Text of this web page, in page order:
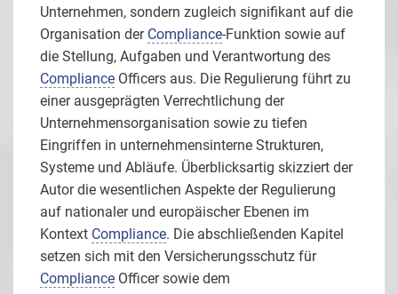
Unternehmen, sondern zugleich signifikant auf die
Organisation der Compliance-Funktion sowie auf
die Stellung, Aufgaben und Verantwortung des
Compliance Officers aus. Die Regulierung führt zu
einer ausgeprägten Verrechtlichung der
Unternehmensorganisation sowie zu tiefen
Eingriffen in unternehmensinterne Strukturen,
Systeme und Abläufe. Überblicksartig skizziert der
Autor die wesentlichen Aspekte der Regulierung
auf nationaler und europäischer Ebenen im
Kontext Compliance. Die abschließenden Kapitel
setzen sich mit den Versicherungsschutz für
Compliance Officer sowie dem